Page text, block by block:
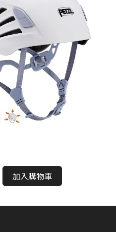
加入購物車